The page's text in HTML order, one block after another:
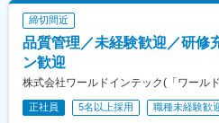
締切間近
品質管理／未経験歓迎／研修
ン歓迎
株式会社ワールドインテック(「ワール
正社員 5名以上採用 職種未経験歓